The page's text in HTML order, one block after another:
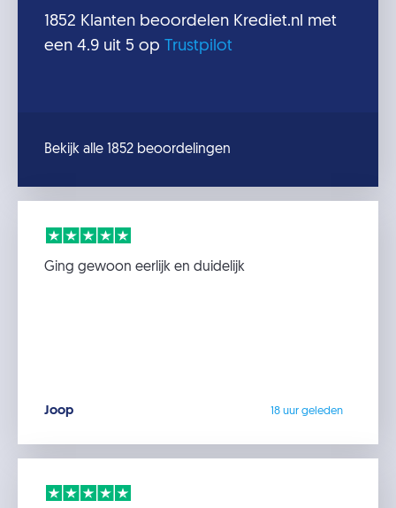
1852 Klanten beoordelen Krediet.nl met
een 4.9 uit 5 op Trustpilot
Bekijk alle 1852 beoordelingen
Ging gewoon eerlijk en duidelijk
Joop 18 uur geleden